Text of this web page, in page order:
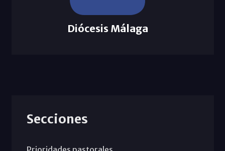
Diócesis Málaga
Secciones